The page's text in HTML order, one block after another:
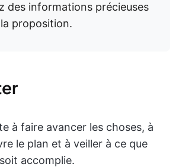
des informations précieuses
proposition.
à faire avancer les choses, à
le plan et à veiller à ce que
accomplie.